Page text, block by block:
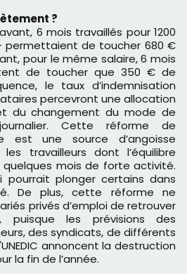
?
6 mois travaillés pour 1200
permettaient de toucher 680 €
pour le même salaire, 6 mois
de toucher que 350 € de
le taux d’indemnisation
percevront une allocation
du changement du mode de
Cette réforme de
est une source d’angoisse
travailleurs dont l’équilibre
mois de forte activité.
pourrait plonger certains dans
De plus, cette réforme ne
privés d’emploi de retrouver
puisque les prévisions des
des syndicats, de différents
annoncent la destruction
la fin de l’année.